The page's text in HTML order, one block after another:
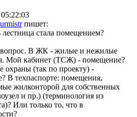
пишет:
стала помещением?
вопрос. В ЖК - жилые и нежилые
Мой кабинет (ТСЖ) - помещение?
охраны (так по проекту) -
В техпаспорте: помещения,
жилконторой для собственных
и пр.) (терминология из
Или только то, что в